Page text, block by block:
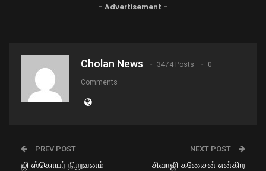
- Advertisement -
Cholan News 3474 Posts 0
Comments
PREV POST
ஜி ஸ்கொயர் நிறுவனம்
NEXT POST
சிவாஜி கணேசன் என்கிற